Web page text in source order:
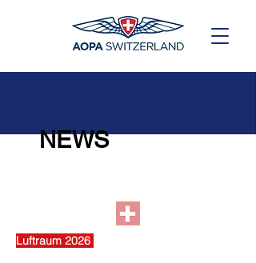
NEWS
Luftraum 2026